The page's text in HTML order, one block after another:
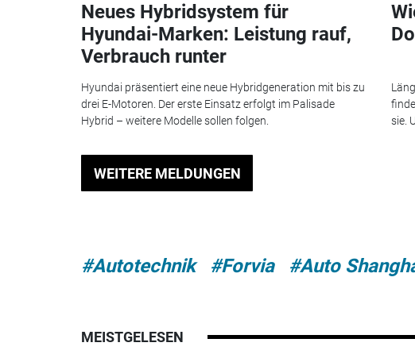
Neues Hybridsystem für
Hyundai-Marken: Leistung rauf,
Verbrauch runter
Hyundai präsentiert eine neue Hybridgeneration mit bis zu
drei E-Motoren. Der erste Einsatz erfolgt im Palisade
Hybrid – weitere Modelle sollen folgen.
sie.
WEITERE MELDUNGEN
#Autotechnik #Forvia #Auto
MEISTGELESEN